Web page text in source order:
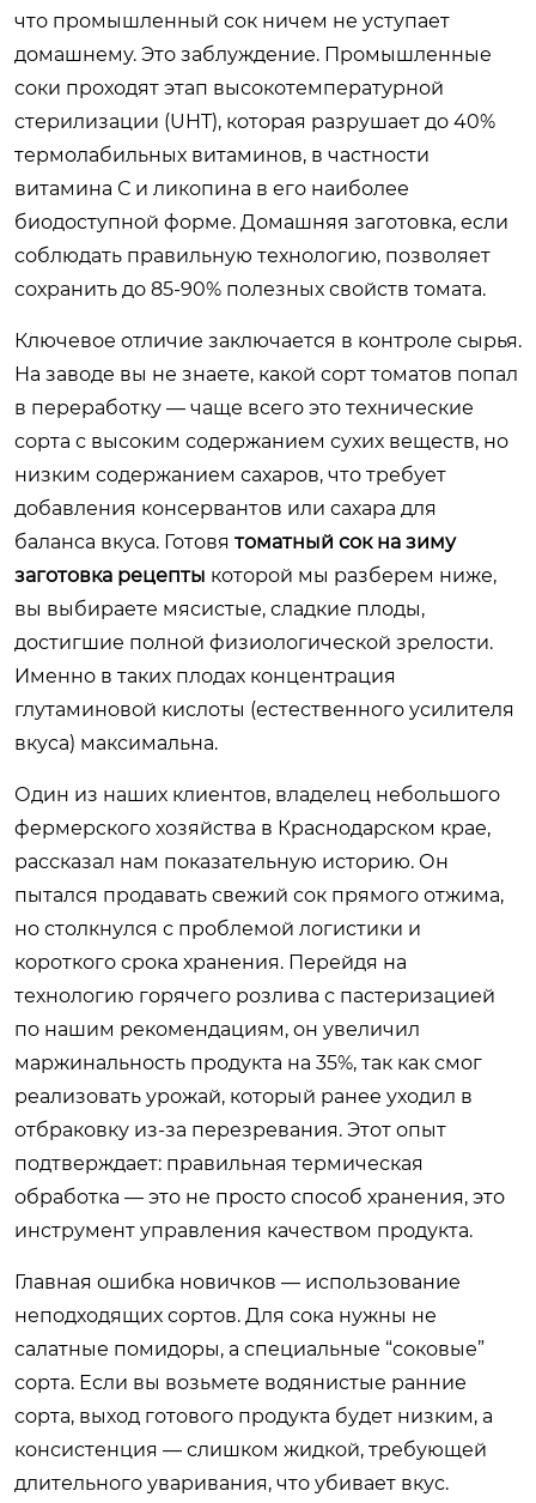
что промышленный сок ничем не уступает
домашнему. Это заблуждение. Промышленные
соки проходят этап высокотемпературной
стерилизации (UHT), которая разрушает до 40%
термолабильных витаминов, в частности
витамина С и ликопина в его наиболее
биодоступной форме. Домашняя заготовка, если
соблюдать правильную технологию, позволяет
сохранить до 85-90% полезных свойств томата.
Ключевое отличие заключается в контроле сырья.
На заводе вы не знаете, какой сорт томатов попал
в переработку — чаще всего это технические
сорта с высоким содержанием сухих веществ, но
низким содержанием сахаров, что требует
добавления консервантов или сахара для
баланса вкуса. Готовя томатный сок на зиму
заготовка рецепты которой мы разберем ниже,
вы выбираете мясистые, сладкие плоды,
достигшие полной физиологической зрелости.
Именно в таких плодах концентрация
глутаминовой кислоты (естественного усилителя
вкуса) максимальна.
Один из наших клиентов, владелец небольшого
фермерского хозяйства в Краснодарском крае,
рассказал нам показательную историю. Он
пытался продавать свежий сок прямого отжима,
но столкнулся с проблемой логистики и
короткого срока хранения. Перейдя на
технологию горячего розлива с пастеризацией
по нашим рекомендациям, он увеличил
маржинальность продукта на 35%, так как смог
реализовать урожай, который ранее уходил в
отбраковку из-за перезревания. Этот опыт
подтверждает: правильная термическая
обработка — это не просто способ хранения, это
инструмент управления качеством продукта.
Главная ошибка новичков — использование
неподходящих сортов. Для сока нужны не
салатные помидоры, а специальные “соковые”
сорта. Если вы возьмете водянистые ранние
сорта, выход готового продукта будет низким, а
консистенция — слишком жидкой, требующей
длительного уваривания, что убивает вкус.